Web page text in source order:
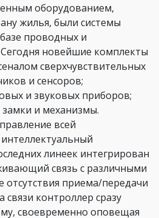
оборудованием,
жилья, были системы
проводных и
новейшие комплекты
сверхчувствительных
и сенсоров;
и звуковых приборов;
и механизмы.
всей
линеек интегрирован
связь с различными
отсутствия приема/передачи
контроллер сразу
своевременно оповещая